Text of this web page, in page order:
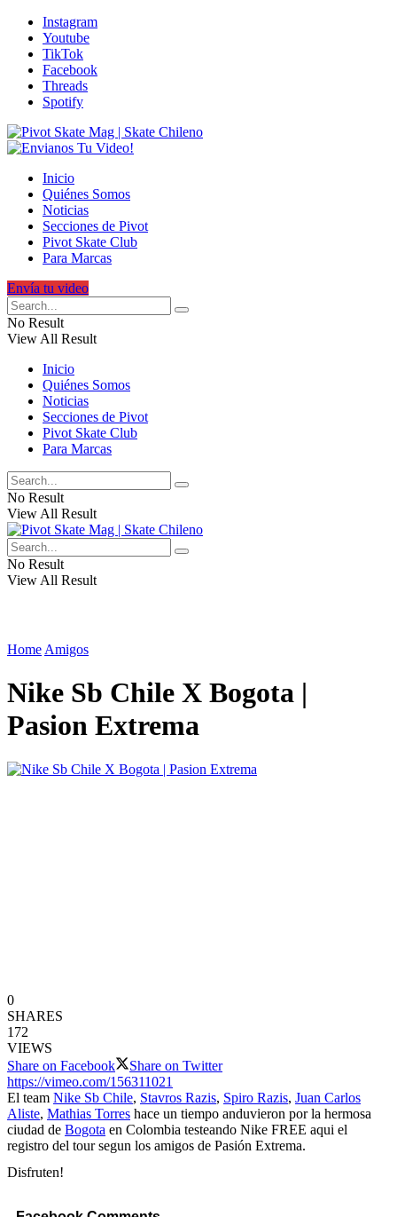
Instagram
Youtube
TikTok
Facebook
Threads
Spotify
Inicio
Quiénes Somos
Noticias
Secciones de Pivot
Pivot Skate Club
Para Marcas
Envía tu video
No Result
View All Result
Inicio
Quiénes Somos
Noticias
Secciones de Pivot
Pivot Skate Club
Para Marcas
No Result
View All Result
No Result
View All Result
Home Amigos
Nike Sb Chile X Bogota |
Pasion Extrema
0
SHARES
172
VIEWS
Share on Facebook
Share on Twitter
https://vimeo.com/156311021
El team Nike Sb Chile, Stavros Razis, Spiro Razis, Juan Carlos
Aliste, Mathias Torres hace un tiempo anduvieron por la hermosa
ciudad de Bogota en Colombia testeando Nike FREE aqui el
registro del tour segun los amigos de Pasión Extrema.
Disfruten!